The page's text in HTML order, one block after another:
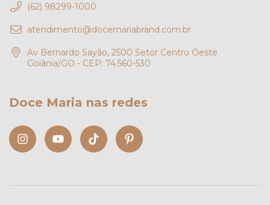
(62) 98299-1000
atendimento@docemariabrand.com.br
Av Bernardo Sayão, 2500 Setor Centro Oeste
Goiânia/GO - CEP: 74.560-530
Doce Maria nas redes